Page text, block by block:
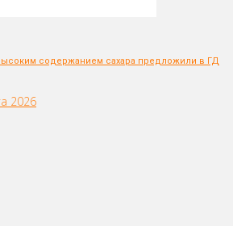
содержанием сахара предложили в ГД
2026